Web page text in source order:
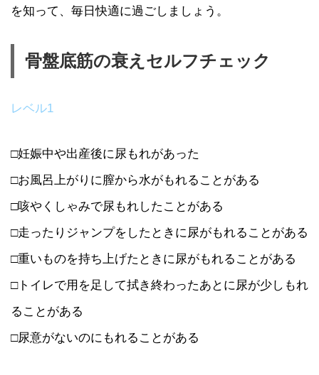
を知って、毎日快適に過ごしましょう。
骨盤底筋の衰えセルフチェック
レベル1
□妊娠中や出産後に尿もれがあった
□お風呂上がりに膣から水がもれることがある
□咳やくしゃみで尿もれしたことがある
□走ったりジャンプをしたときに尿がもれることがある
□重いものを持ち上げたときに尿がもれることがある
□トイレで用を足して拭き終わったあとに尿が少しもれ
ることがある
□尿意がないのにもれることがある